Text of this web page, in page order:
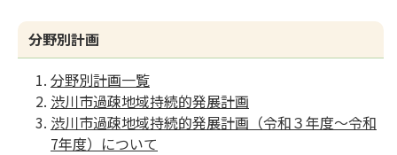
分野別計画
分野別計画一覧
渋川市過疎地域持続的発展計画
渋川市過疎地域持続的発展計画（令和３年度〜令和
7年度）について